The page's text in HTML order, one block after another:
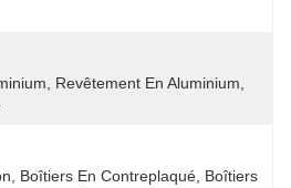
Revêtement En Aluminium,
Boîtiers En Contreplaqué, Boîtiers